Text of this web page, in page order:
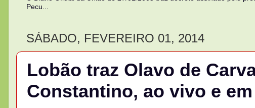
Pecu...
SÁBADO, FEVEREIRO 01, 2014
Lobão traz Olavo de
Constantino, ao vivo e